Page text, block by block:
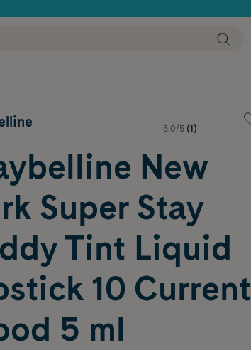
5.0/5 (1)
New
Super Stay
Tint Liquid
10 Current
5 ml